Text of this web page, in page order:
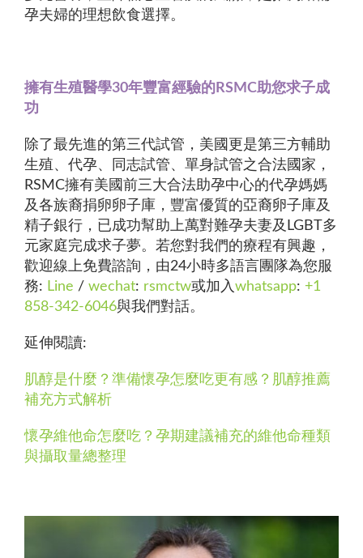
孕夫婦的理想飲食選擇。
擁有生殖醫學30年豐富經驗的RSMC助您求子成
功
除了最先進的第三代試管，美國更是第三方輔助
生殖、代孕、同志試管、單身試管之合法國家，
RSMC擁有美國前三大合法助孕中心的代孕媽媽
及各族裔捐卵卵子庫，豐富優質的亞裔卵子庫及
精子銀行，已成功幫助上萬對難孕夫妻及LGBT多
元家庭完成求子夢。若您對我們的療程有興趣，
歡迎線上免費諮詢，由24小時多語言團隊為您服
務: Line / wechat: rsmctw或加入whatsapp: +1
858-342-6046與我們對話。
延伸閱讀:
肌醇是什麼？準備懷孕怎麼吃更有感？肌醇推薦
補充方式解析
懷孕維他命怎麼吃？孕期建議補充的維他命種類
與攝取量總整理